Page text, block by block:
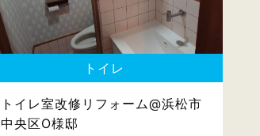
トイレ
トイレ室改修リフォーム@浜松市
中央区O様邸